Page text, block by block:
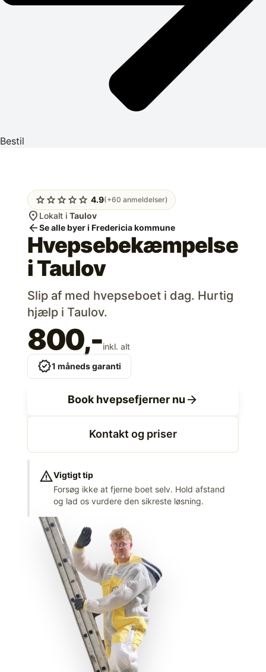
Bestil
starstarstarstarstar 4.9(+60 anmeldelser)
location_on Lokalt i Taulov
arrow_backSe alle byer i Fredericia kommune
Hvepsebekæmpelse
iTaulov
Slip af med hvepseboet i dag. Hurtig
hjælp i Taulov.
800,-inkl. alt
verified1 måneds garanti
Book hvepsefjerner nu arrow_forward
Kontakt og priser
warningVigtigt tip
Forsøg ikke at fjerne boet selv. Hold afstand
og lad os vurdere den sikreste løsning.